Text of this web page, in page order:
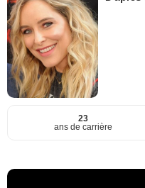
23
ans de carrière